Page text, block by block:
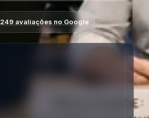
249 avaliações no Google